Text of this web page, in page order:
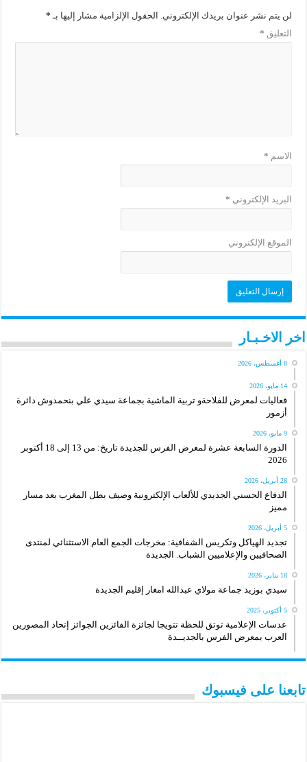
لن يتم نشر عنوان بريدك الإلكتروني. الحقول الإلزامية مشار إليها بـ *
التعليق *
الاسم *
البريد الإلكتروني *
الموقع الإلكتروني
اخر الاخـبـار
8 أغسطس، 2026
14 مايو، 2026
فعاليات لمعرض للفلاحةو تربية الماشية بجماعة سيدي علي بنحمدوش دائرة
أزمور
9 مايو، 2026
الدورة السابعة عشرة لمعرض الفرس للجديدة تاريخ: من 13 إلى 18 أكتوبر
2026
28 أبريل، 2026
الدفاع الحسني الجديدي للألعاب الإلكترونية وصيف بطل المغرب بعد مسار
مميز
5 أبريل، 2026
تجديد الهياكل وتكريس الشفافية: مخرجات الجمع العام الاستثنائي لمنتدى
الصحافيين والإعلاميين الشباب. الجديدة
18 يناير، 2026
سيدي بوزيد جماعة مولاي عبدالله امغار إقليم الجديدة
5 أكتوبر، 2025
عدسات الإعلامية توتق للحظة تتويجا لجائزة الفائزين الجوائز إتحاد المصورين
العرب بمعرض الفرس بالجديــدة
تابعنا على فيسبوك